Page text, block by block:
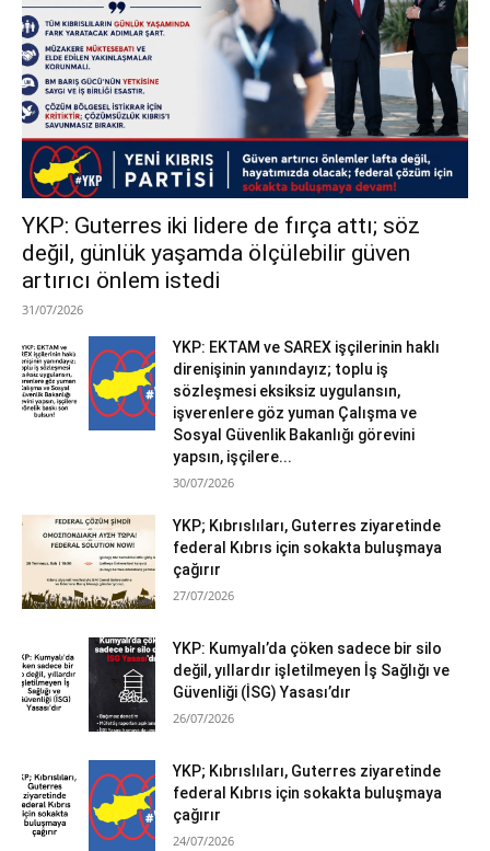
YKP: Guterres iki lidere de fırça attı; söz
değil, günlük yaşamda ölçülebilir güven
artırıcı önlem istedi
31/07/2026
YKP: EKTAM ve SAREX işçilerinin haklı
direnişinin yanındayız; toplu iş
sözleşmesi eksiksiz uygulansın,
işverenlere göz yuman Çalışma ve
Sosyal Güvenlik Bakanlığı görevini
yapsın, işçilere...
30/07/2026
YKP; Kıbrıslıları, Guterres ziyaretinde
federal Kıbrıs için sokakta buluşmaya
çağırır
27/07/2026
YKP: Kumyalı’da çöken sadece bir silo
değil, yıllardır işletilmeyen İş Sağlığı ve
Güvenliği (İSG) Yasası’dır
26/07/2026
YKP; Kıbrıslıları, Guterres ziyaretinde
federal Kıbrıs için sokakta buluşmaya
çağırır
24/07/2026